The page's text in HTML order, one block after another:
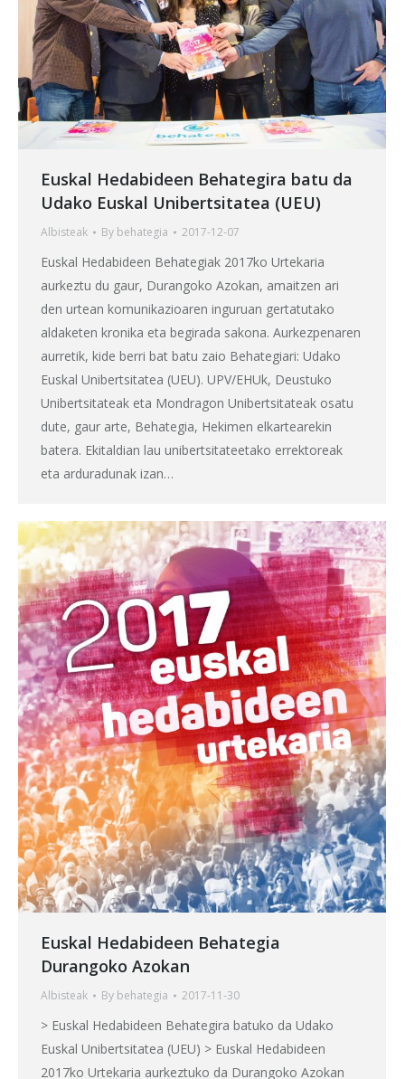
Euskal Hedabideen Behategira batu da
Udako Euskal Unibertsitatea (UEU)
Albisteak By behategia 2017-12-07
Euskal Hedabideen Behategiak 2017ko Urtekaria
aurkeztu du gaur, Durangoko Azokan, amaitzen ari
den urtean komunikazioaren inguruan gertatutako
aldaketen kronika eta begirada sakona. Aurkezpenaren
aurretik, kide berri bat batu zaio Behategiari: Udako
Euskal Unibertsitatea (UEU). UPV/EHUk, Deustuko
Unibertsitateak eta Mondragon Unibertsitateak osatu
dute, gaur arte, Behategia, Hekimen elkartearekin
batera. Ekitaldian lau unibertsitateetako errektoreak
eta arduradunak izan…
Euskal Hedabideen Behategia
Durangoko Azokan
Albisteak By behategia 2017-11-30
> Euskal Hedabideen Behategira batuko da Udako
Euskal Unibertsitatea (UEU) > Euskal Hedabideen
2017ko Urtekaria aurkeztuko da Durangoko Azokan